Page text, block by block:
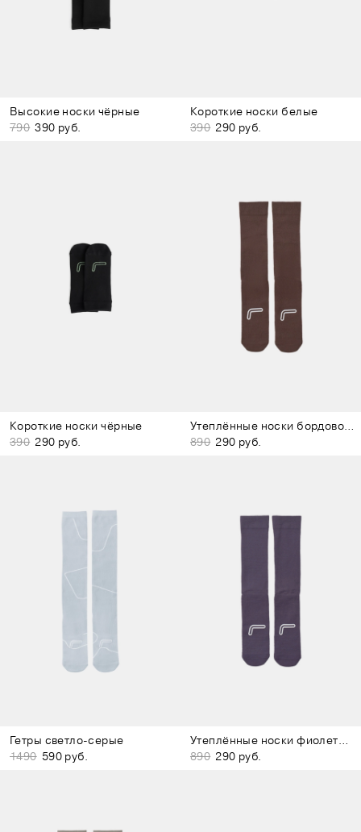
Высокие носки чёрные
790 390 руб.
Короткие носки белые
390 290 руб.
Короткие носки чёрные
390 290 руб.
Утеплённые носки бордово-коричневые
890 290 руб.
Гетры светло-серые
1490 590 руб.
Утеплённые носки фиолетовые
890 290 руб.